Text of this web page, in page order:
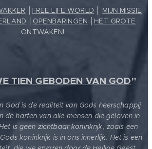
FREE LIFE WORLD
MIJN MISSIE
OPENBARINGEN
HET GROTE
ONTWAKEN!
TIEN GEBODEN VAN GOD"
God is de realiteit van Gods heerschappij
de harten van alle mensen die geloven in
is geen zichtbaar koninkrijk, zoals een
koninkrijk is in ons innerlijk. Het is een